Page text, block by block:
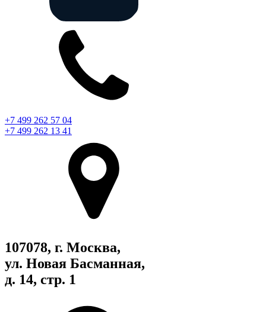
+7 499 262 57 04
+7 499 262 13 41
107078, г. Москва,
ул. Новая Басманная,
д. 14, стр. 1